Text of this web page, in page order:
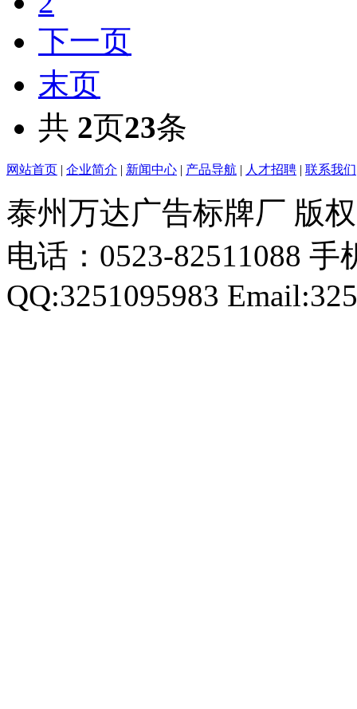
下一页
末页
共 2页23条
网站首页 | 企业简介 | 新闻中心 | 产品导航 | 人才招聘 | 联系我们
泰州万达广告标牌厂 版
电话：0523-82511088 手
QQ:3251095983